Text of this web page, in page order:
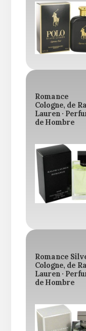
Romance
Cologne, de
Lauren ·
de Hombre
Romance
Cologne, de
Lauren ·
de Hombre